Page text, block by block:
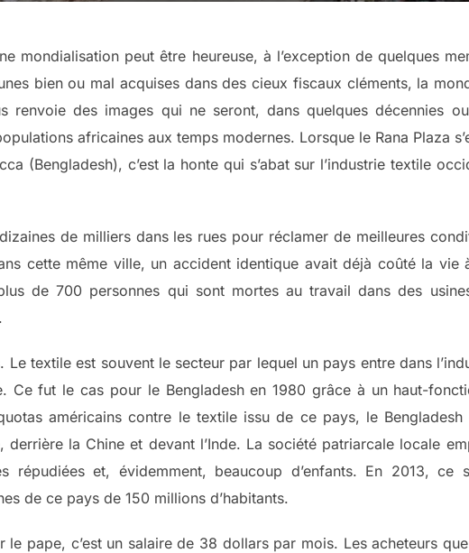
mondialisation peut être heureuse, à l’exception de quelques
bien ou mal acquises dans des cieux fiscaux cléments, la
des images qui ne seront, dans quelques décennies
africaines aux temps modernes. Lorsque le Rana Plaza
(Bengladesh), c’est la honte qui s’abat sur l’industrie textile
de milliers dans les rues pour réclamer de meilleures
cette même ville, un accident identique avait déjà coûté la vie
de 700 personnes qui sont mortes au travail dans des
textile est souvent le secteur par lequel un pays entre dans
Ce fut le cas pour le Bengladesh en 1980 grâce à un haut-
américains contre le textile issu de ce pays, le
la Chine et devant l’Inde. La société patriarcale locale
répudiées et, évidemment, beaucoup d’enfants. En 2013, ce
de ce pays de 150 millions d’habitants.
pape, c’est un salaire de 38 dollars par mois. Les acheteurs